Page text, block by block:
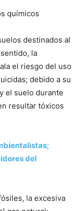
destinados al
la
el riesgo del uso
debido a su
el suelo durante
resultar tóxicos
del
la excesiva